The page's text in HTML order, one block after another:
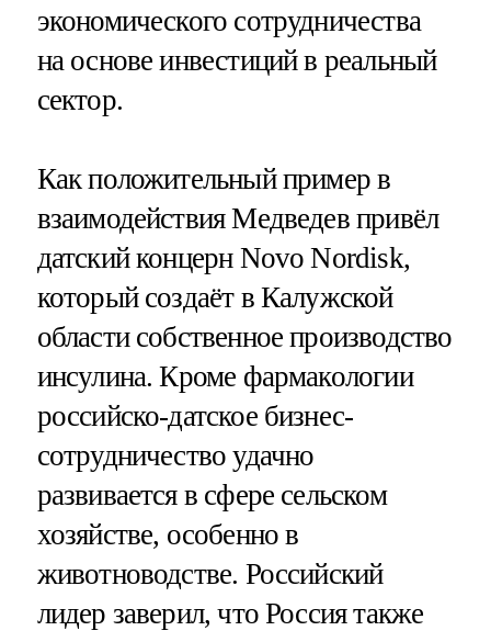
экономического сотрудничества
на основе инвестиций в реальный
сектор.
Как положительный пример в
взаимодействия Медведев привёл
датский концерн Novo Nordisk,
который создаёт в Калужской
области собственное производство
инсулина. Кроме фармакологии
российско-датское бизнес-
сотрудничество удачно
развивается в сфере сельском
хозяйстве, особенно в
животноводстве. Российский
лидер заверил, что Россия также